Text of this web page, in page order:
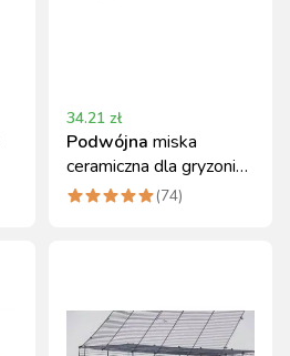
34.21 zł
Podwójna miska
ceramiczna dla gryzoni
350+450 ml Kerbl
(74)